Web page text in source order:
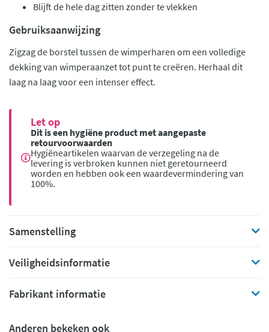
Blijft de hele dag zitten zonder te vlekken
Gebruiksaanwijzing
Zigzag de borstel tussen de wimperharen om een volledige
dekking van wimperaanzet tot punt te creëren. Herhaal dit
laag na laag voor een intenser effect.
Let op
Dit is een hygiëne product met aangepaste
retourvoorwaarden
Hygiëneartikelen waarvan de verzegeling na de
levering is verbroken kunnen niet geretourneerd
worden en hebben ook een waardevermindering van
100%.
Samenstelling
Veiligheidsinformatie
Fabrikant informatie
Anderen bekeken ook